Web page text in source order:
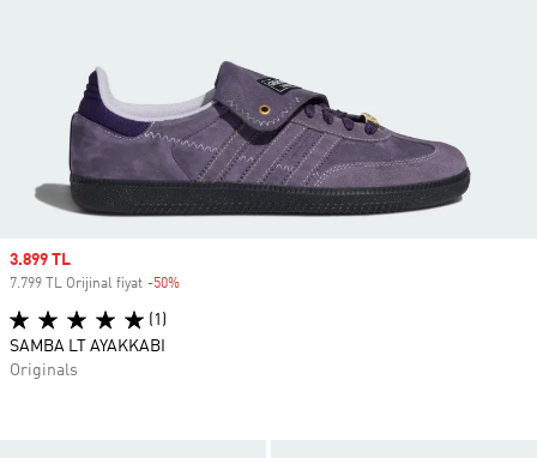
Sale price
3.899 TL
7.799 TL Orijinal fiyat -50%
(1)
SAMBA LT AYAKKABI
Originals